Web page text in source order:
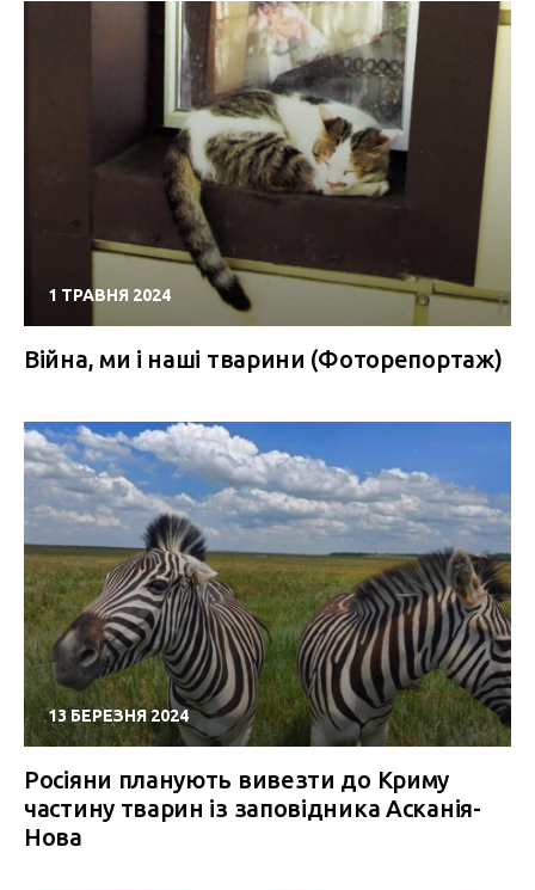
1 ТРАВНЯ 2024
Війна, ми і наші тварини (Фоторепортаж)
13 БЕРЕЗНЯ 2024
Росіяни планують вивезти до Криму
частину тварин із заповідника Асканія-
Нова